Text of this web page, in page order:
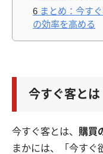
6 まとめ：今す
の効率を高める
今すぐ客とは
今すぐ客とは、 購買
まかには、「今すぐ